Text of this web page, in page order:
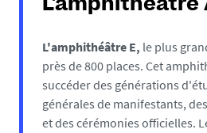
L'amphithéâtre
L'amphithéâtre E, le plus
près de 800 places. Cet
succéder des générations
générales de manifestants,
et des cérémonies officielles.